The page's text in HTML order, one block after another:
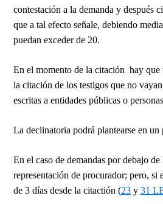
contestación a la demanda y después
que a tal efecto señale, debiendo
puedan exceder de 20.
En el momento de la citación hay que
la citación de los testigos que no
escritas a entidades públicas o
La declinatoria podrá plantearse en un
En el caso de demandas por debajo
representación de procurador; pero, si
de 3 días desde la citactión (23 y 31